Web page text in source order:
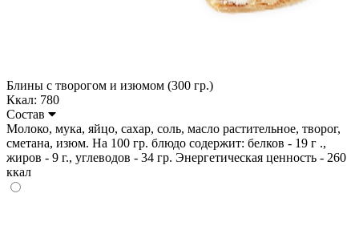
Блины с творогом и изюмом (300 гр.)
Ккал: 780
Состав
Молоко, мука, яйцо, сахар, соль, масло растительное, творог,
сметана, изюм. На 100 гр. блюдо содержит: белков - 19 г .,
жиров - 9 г., углеводов - 34 гр. Энергетическая ценность - 260
ккал